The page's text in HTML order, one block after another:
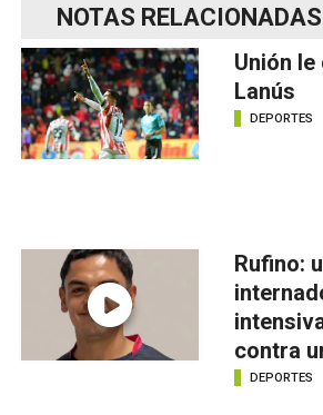
NOTAS RELACIONADAS
Unión le
Lanús
DEPORTES
Rufino:
contra
DEPORTES